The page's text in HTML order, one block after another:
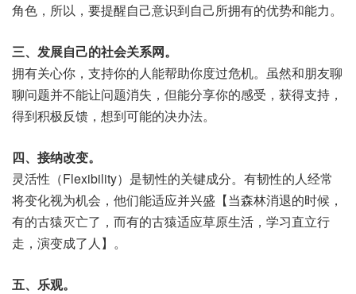
角色，所以，要提醒自己意识到自己所拥有的优势和能力。
三、发展自己的社会关系网。
拥有关心你，支持你的人能帮助你度过危机。虽然和朋友聊
聊问题并不能让问题消失，但能分享你的感受，获得支持，
得到积极反馈，想到可能的决办法。
四、接纳改变。
灵活性（Flexibility）是韧性的关键成分。有韧性的人经常
将变化视为机会，他们能适应并兴盛【当森林消退的时候，
有的古猿灭亡了，而有的古猿适应草原生活，学习直立行
走，演变成了人】。
五、乐观。